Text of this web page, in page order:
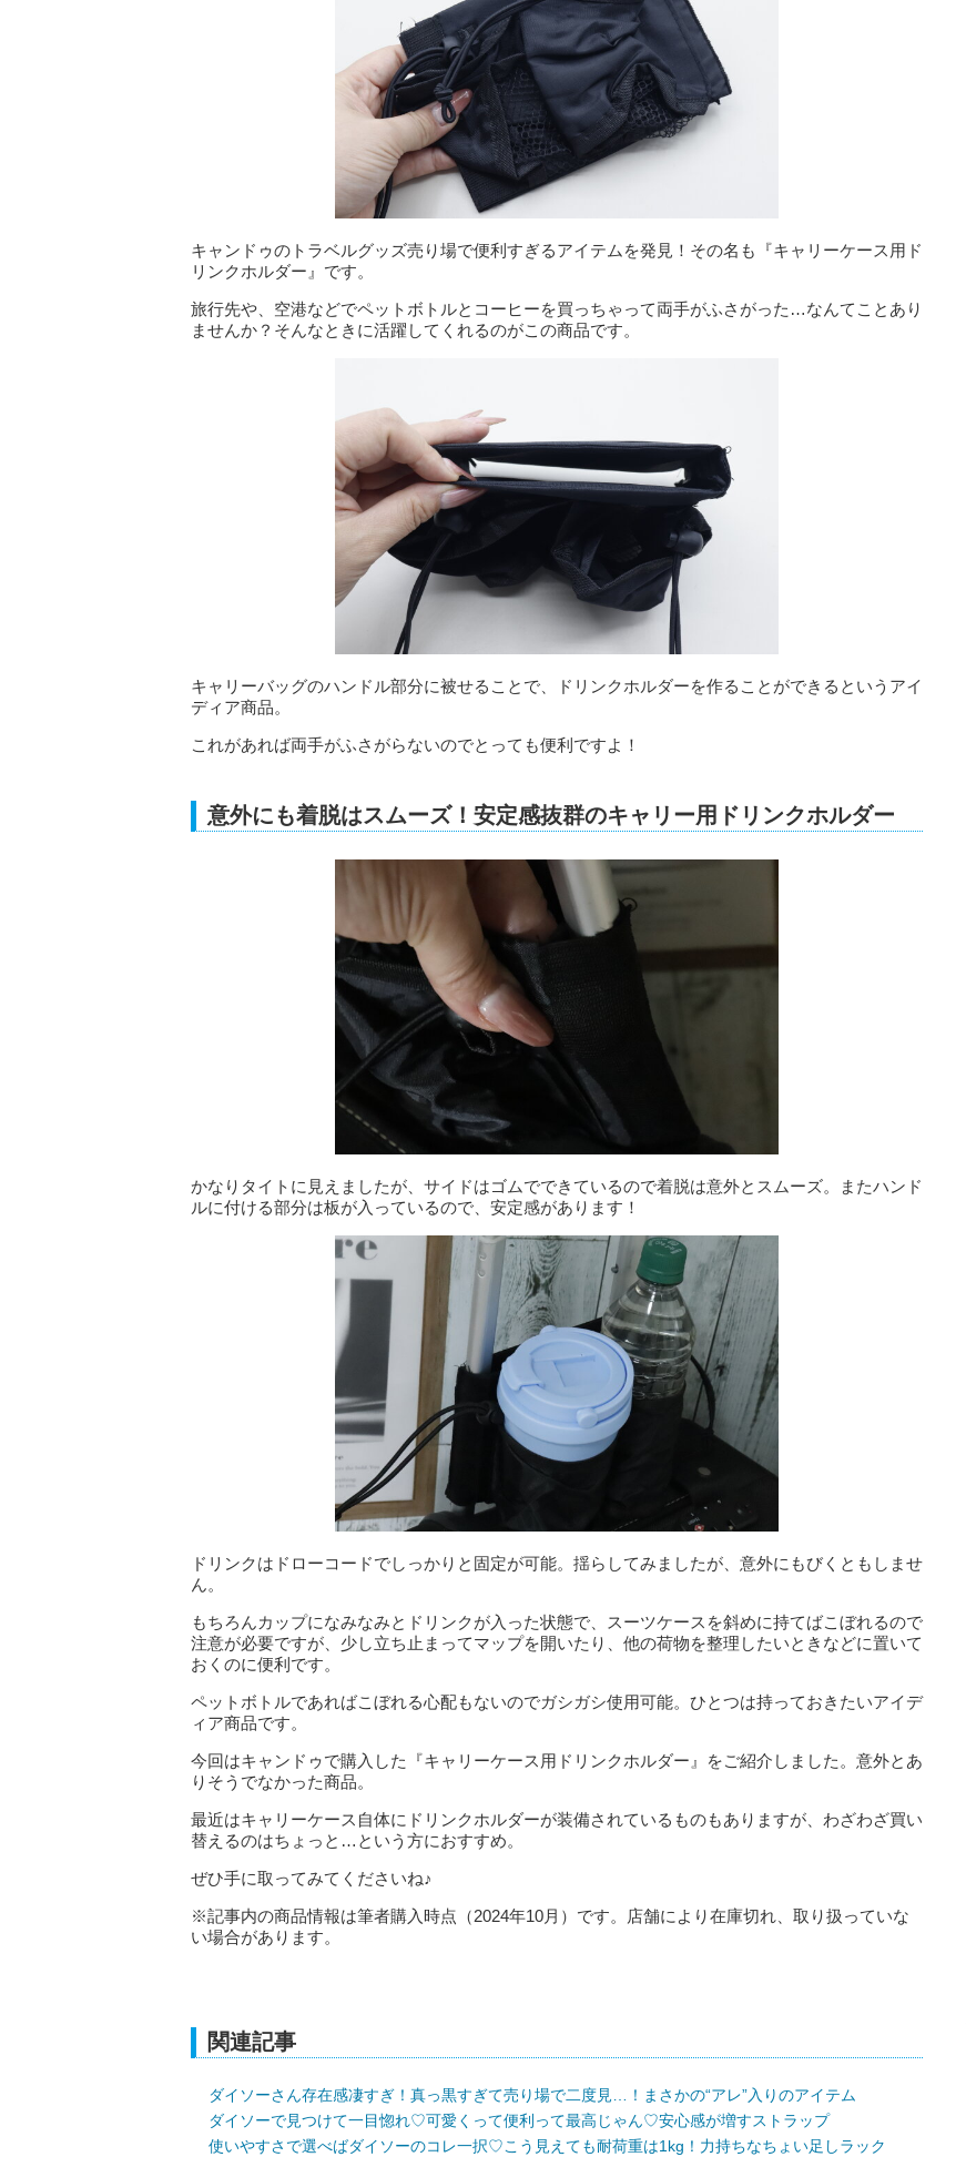
キャンドゥのトラベルグッズ売り場で便利すぎるアイテムを発見！その名も『キャリーケース用ド
リンクホルダー』です。
旅行先や、空港などでペットボトルとコーヒーを買っちゃって両手がふさがった…なんてことあり
ませんか？そんなときに活躍してくれるのがこの商品です。
キャリーバッグのハンドル部分に被せることで、ドリンクホルダーを作ることができるというアイ
ディア商品。
これがあれば両手がふさがらないのでとっても便利ですよ！
意外にも着脱はスムーズ！安定感抜群のキャリー用ドリンクホルダー
かなりタイトに見えましたが、サイドはゴムでできているので着脱は意外とスムーズ。またハンド
ルに付ける部分は板が入っているので、安定感があります！
ドリンクはドローコードでしっかりと固定が可能。揺らしてみましたが、意外にもびくともしませ
ん。
もちろんカップになみなみとドリンクが入った状態で、スーツケースを斜めに持てばこぼれるので
注意が必要ですが、少し立ち止まってマップを開いたり、他の荷物を整理したいときなどに置いて
おくのに便利です。
ペットボトルであればこぼれる心配もないのでガシガシ使用可能。ひとつは持っておきたいアイデ
ィア商品です。
今回はキャンドゥで購入した『キャリーケース用ドリンクホルダー』をご紹介しました。意外とあ
りそうでなかった商品。
最近はキャリーケース自体にドリンクホルダーが装備されているものもありますが、わざわざ買い
替えるのはちょっと…という方におすすめ。
ぜひ手に取ってみてくださいね♪
※記事内の商品情報は筆者購入時点（2024年10月）です。店舗により在庫切れ、取り扱っていな
い場合があります。
関連記事
ダイソーさん存在感凄すぎ！真っ黒すぎて売り場で二度見…！まさかの“アレ”入りのアイテム
ダイソーで見つけて一目惚れ♡可愛くって便利って最高じゃん♡安心感が増すストラップ
使いやすさで選べばダイソーのコレ一択♡こう見えても耐荷重は1kg！力持ちなちょい足しラック